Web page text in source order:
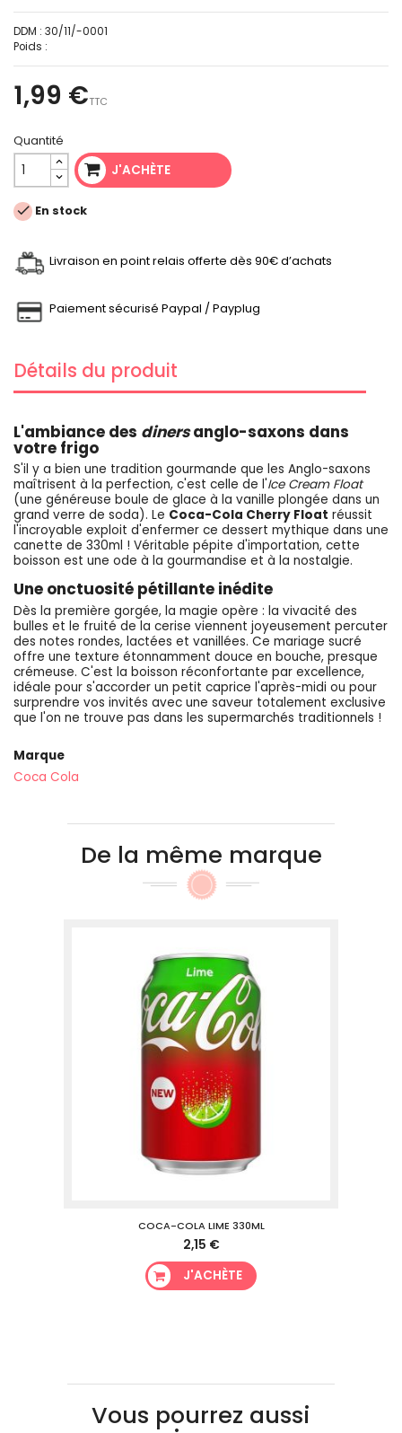
DDM : 30/11/-0001
Poids :
1,99 €TTC
Quantité
J'ACHÈTE
 En stock
Livraison en point relais offerte dès 90€ d’achats
Paiement sécurisé Paypal / Payplug
Détails du produit
L'ambiance des dinersanglo-saxons dans
votre frigo
S'il y a bien une tradition gourmande que les Anglo-saxons
maîtrisent à la perfection, c'est celle de l'Ice Cream Float
(une généreuse boule de glace à la vanille plongée dans un
grand verre de soda). Le Coca-Cola Cherry Float réussit
l'incroyable exploit d'enfermer ce dessert mythique dans une
canette de 330ml ! Véritable pépite d'importation, cette
boisson est une ode à la gourmandise et à la nostalgie.
Une onctuosité pétillante inédite
Dès la première gorgée, la magie opère : la vivacité des
bulles et le fruité de la cerise viennent joyeusement percuter
des notes rondes, lactées et vanillées. Ce mariage sucré
offre une texture étonnamment douce en bouche, presque
crémeuse. C'est la boisson réconfortante par excellence,
idéale pour s'accorder un petit caprice l'après-midi ou pour
surprendre vos invités avec une saveur totalement exclusive
que l'on ne trouve pas dans les supermarchés traditionnels !
Marque
Coca Cola
De la même marque
COCA-COLA LIME 330ML
2,15 €
J'ACHÈTE
Vous pourrez aussi